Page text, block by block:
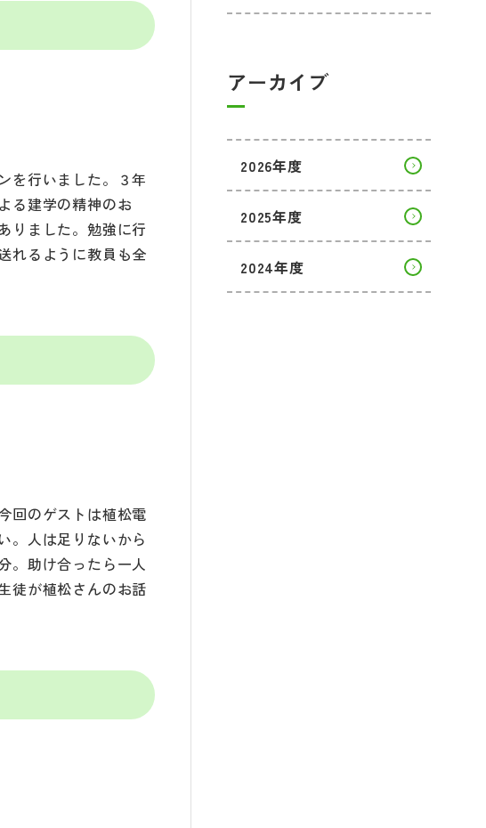
を行いました。３年
る建学の精神のお
りました。勉強に行
れるように教員も全
回のゲストは植松電
。人は足りないから
。助け合ったら一人
徒が植松さんのお話
アーカイブ
2026年度
2025年度
2024年度